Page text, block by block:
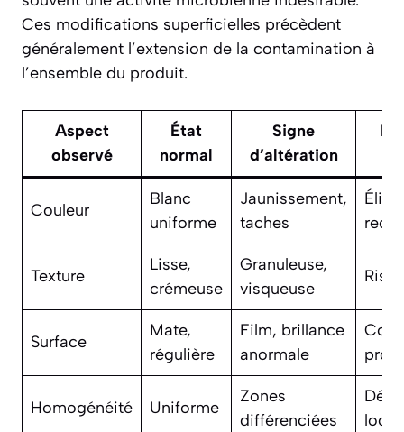
Ces modifications superficielles précèdent
généralement l’extension de la contamination à
l’ensemble du produit.
Aspect
observé
État
normal
Signe
d’altération
Couleur
Blanc
uniforme
Jaunissement,
taches
Texture
Lisse,
crémeuse
Granuleuse,
visqueuse
Surface
Mate,
régulière
Film, brillance
anormale
Homogénéité Uniforme
Zones
différenciées